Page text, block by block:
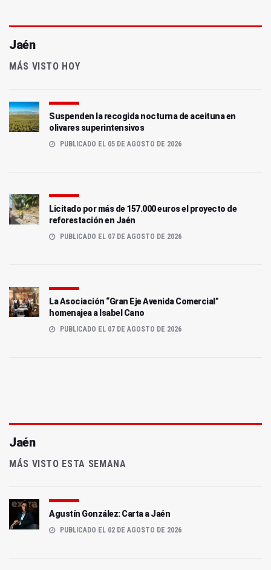
Jaén
MÁS VISTO HOY
Suspenden la recogida nocturna de aceituna en
olivares superintensivos
PUBLICADO EL 05 DE AGOSTO DE 2026
Licitado por más de 157.000 euros el proyecto de
reforestación en Jaén
PUBLICADO EL 07 DE AGOSTO DE 2026
La Asociación “Gran Eje Avenida Comercial”
homenajea a Isabel Cano
PUBLICADO EL 07 DE AGOSTO DE 2026
Jaén
MÁS VISTO ESTA SEMANA
Agustín González: Carta a Jaén
PUBLICADO EL 02 DE AGOSTO DE 2026